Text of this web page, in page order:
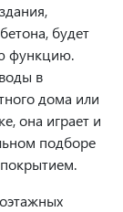
будет
функцию.
в
дома или
она играет и
подборе